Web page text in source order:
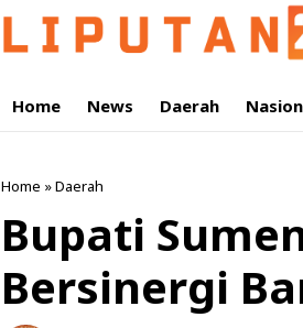
Home News Daerah
Home »Daerah
Bupati
Bersinergi